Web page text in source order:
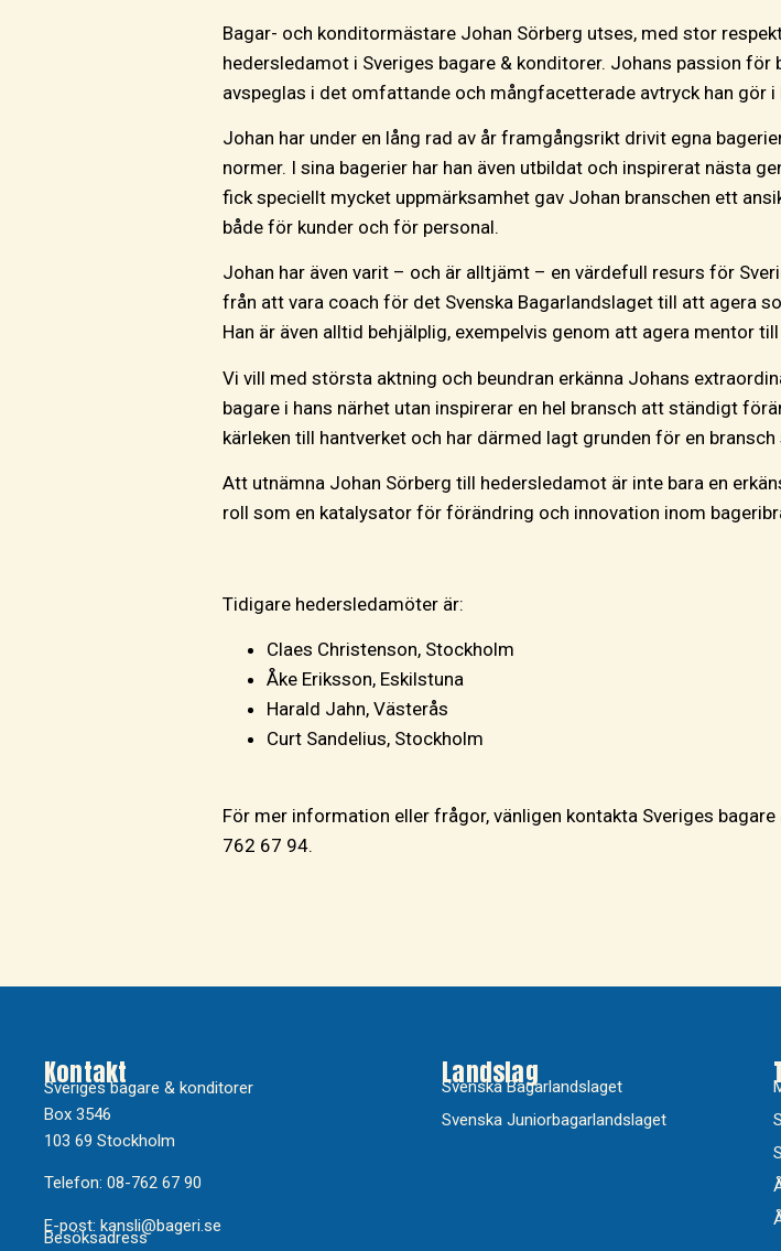
Bagar- och konditormästare Johan Sörberg utses, med stor
hedersledamot i Sveriges bagare & konditorer. Johans passion
avspeglas i det omfattande och mångfacetterade avtryck han gör i
Johan har under en lång rad av år framgångsrikt drivit egna
normer. I sina bagerier har han även utbildat och inspirerat nästa
fick speciellt mycket uppmärksamhet gav Johan branschen ett
både för kunder och för personal.
Johan har även varit – och är alltjämt – en värdefull resurs för
från att vara coach för det Svenska Bagarlandslaget till att agera
Han är även alltid behjälplig, exempelvis genom att agera mentor
Vi vill med största aktning och beundran erkänna Johans
bagare i hans närhet utan inspirerar en hel bransch att ständigt
kärleken till hantverket och har därmed lagt grunden för en
Att utnämna Johan Sörberg till hedersledamot är inte bara en
roll som en katalysator för förändring och innovation inom
Tidigare hedersledamöter är:
Claes Christenson, Stockholm
Åke Eriksson, Eskilstuna
Harald Jahn, Västerås
Curt Sandelius, Stockholm
För mer information eller frågor, vänligen kontakta Sveriges
762 67 94.
Kontakt
Sveriges bagare & konditorer
Box 3546
103 69 Stockholm
Telefon: 08-762 67 90
E-post: kansli@bageri.se
Besöksadress
Landslag
Svenska Bagarlandslaget
Svenska Juniorbagarlandslaget